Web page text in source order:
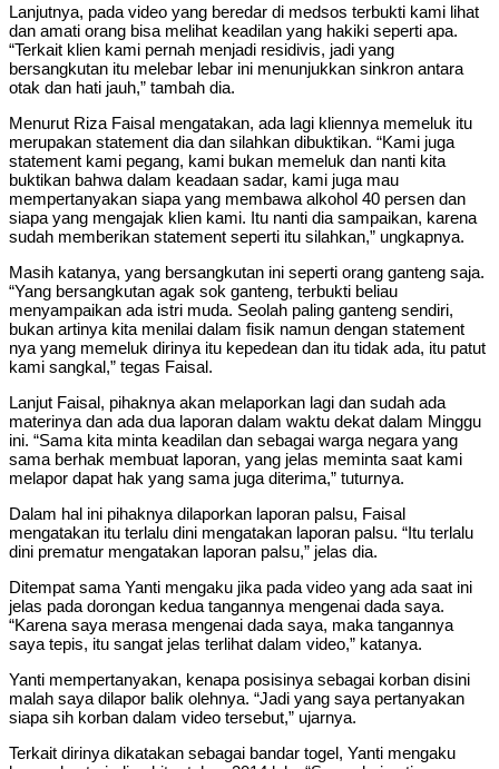
Lanjutnya, pada video yang beredar di medsos terbukti kami lihat
dan amati orang bisa melihat keadilan yang hakiki seperti apa.
“Terkait klien kami pernah menjadi residivis, jadi yang
bersangkutan itu melebar lebar ini menunjukkan sinkron antara
otak dan hati jauh,” tambah dia.
Menurut Riza Faisal mengatakan, ada lagi kliennya memeluk itu
merupakan statement dia dan silahkan dibuktikan. “Kami juga
statement kami pegang, kami bukan memeluk dan nanti kita
buktikan bahwa dalam keadaan sadar, kami juga mau
mempertanyakan siapa yang membawa alkohol 40 persen dan
siapa yang mengajak klien kami. Itu nanti dia sampaikan, karena
sudah memberikan statement seperti itu silahkan,” ungkapnya.
Masih katanya, yang bersangkutan ini seperti orang ganteng saja.
“Yang bersangkutan agak sok ganteng, terbukti beliau
menyampaikan ada istri muda. Seolah paling ganteng sendiri,
bukan artinya kita menilai dalam fisik namun dengan statement
nya yang memeluk dirinya itu kepedean dan itu tidak ada, itu patut
kami sangkal,” tegas Faisal.
Lanjut Faisal, pihaknya akan melaporkan lagi dan sudah ada
materinya dan ada dua laporan dalam waktu dekat dalam Minggu
ini. “Sama kita minta keadilan dan sebagai warga negara yang
sama berhak membuat laporan, yang jelas meminta saat kami
melapor dapat hak yang sama juga diterima,” tuturnya.
Dalam hal ini pihaknya dilaporkan laporan palsu, Faisal
mengatakan itu terlalu dini mengatakan laporan palsu. “Itu terlalu
dini prematur mengatakan laporan palsu,” jelas dia.
Ditempat sama Yanti mengaku jika pada video yang ada saat ini
jelas pada dorongan kedua tangannya mengenai dada saya.
“Karena saya merasa mengenai dada saya, maka tangannya
saya tepis, itu sangat jelas terlihat dalam video,” katanya.
Yanti mempertanyakan, kenapa posisinya sebagai korban disini
malah saya dilapor balik olehnya. “Jadi yang saya pertanyakan
siapa sih korban dalam video tersebut,” ujarnya.
Terkait dirinya dikatakan sebagai bandar togel, Yanti mengaku